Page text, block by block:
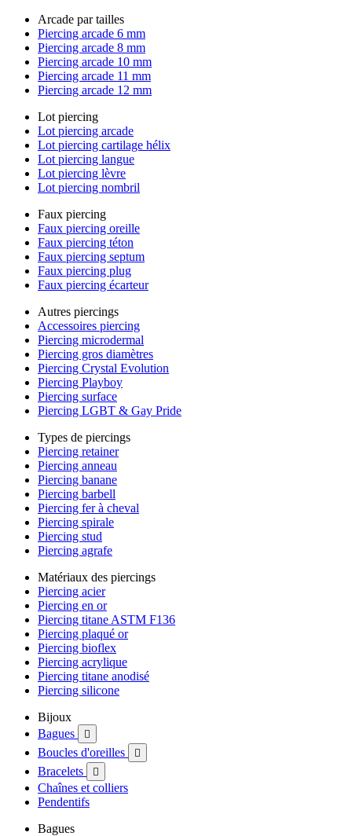
Arcade par tailles
Piercing arcade 6 mm
Piercing arcade 8 mm
Piercing arcade 10 mm
Piercing arcade 11 mm
Piercing arcade 12 mm
Lot piercing
Lot piercing arcade
Lot piercing cartilage hélix
Lot piercing langue
Lot piercing lèvre
Lot piercing nombril
Faux piercing
Faux piercing oreille
Faux piercing téton
Faux piercing septum
Faux piercing plug
Faux piercing écarteur
Autres piercings
Accessoires piercing
Piercing microdermal
Piercing gros diamètres
Piercing Crystal Evolution
Piercing Playboy
Piercing surface
Piercing LGBT & Gay Pride
Types de piercings
Piercing retainer
Piercing anneau
Piercing banane
Piercing barbell
Piercing fer à cheval
Piercing spirale
Piercing stud
Piercing agrafe
Matériaux des piercings
Piercing acier
Piercing en or
Piercing titane ASTM F136
Piercing plaqué or
Piercing bioflex
Piercing acrylique
Piercing titane anodisé
Piercing silicone
Bijoux
Bagues

Boucles d'oreilles 
Bracelets 
Chaînes et colliers
Pendentifs
Bagues